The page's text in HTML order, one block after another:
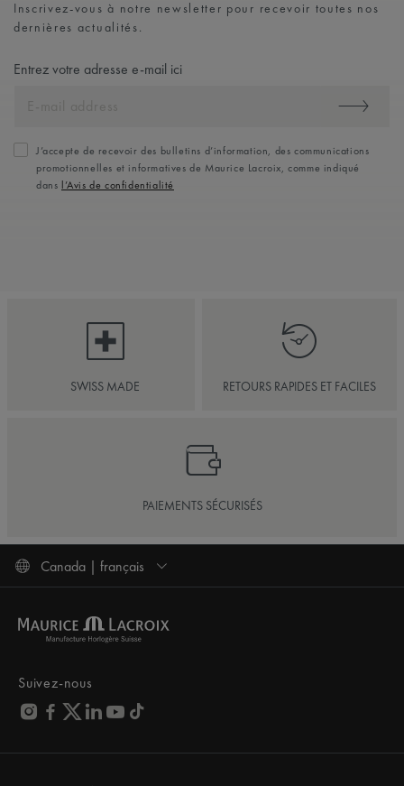
Inscrivez-vous à notre newsletter pour recevoir toutes nos
dernières actualités.
Entrez votre adresse e-mail ici
J’accepte de recevoir des bulletins d’information, des communications
promotionnelles et informatives de Maurice Lacroix, comme indiqué
dans l’Avis de confidentialité
SWISS MADE RETOURS RAPIDES ET FACILES
PAIEMENTS SÉCURISÉS
Canada | français
Suivez-nous